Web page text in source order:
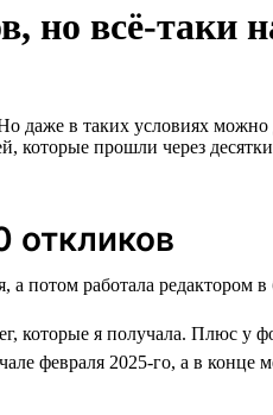
но всё-таки
даже в таких условиях
которые прошли через
откликов
которые я получала. Плюс у
февраля 2025-го, а в конце